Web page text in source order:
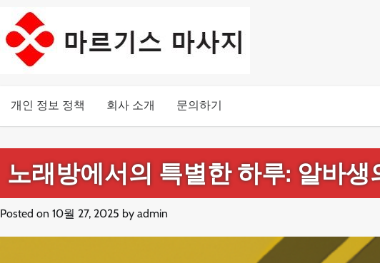
content
개인 정보 정책 회사 소개 문의하기
노래방에서의 특별한 하루: 알바생
Posted on 10월 27, 2025 by admin